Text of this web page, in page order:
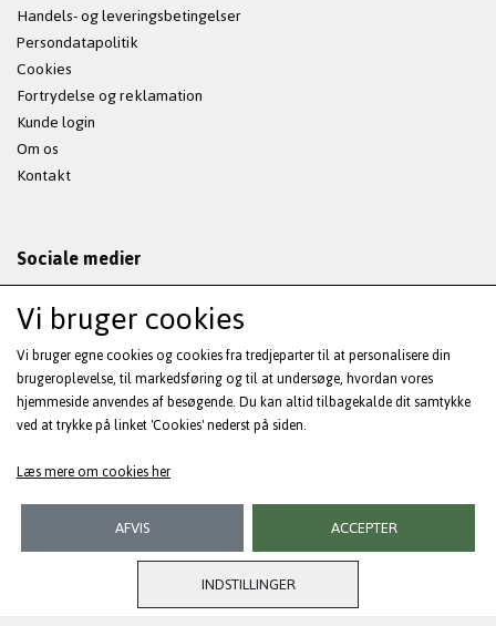
Handels- og leveringsbetingelser
Persondatapolitik
Cookies
Fortrydelse og reklamation
Kunde login
Om os
Kontakt
Sociale medier
Modtag vores nyhedsbrev via e-mail
Tilmeld
(mere information)
Vi bruger cookies
Vi bruger egne cookies og cookies fra tredjeparter til at personalisere din
brugeroplevelse, til markedsføring og til at undersøge, hvordan vores
hjemmeside anvendes af besøgende. Du kan altid tilbagekalde dit samtykke
ved at trykke på linket 'Cookies' nederst på siden.
Læs mere om cookies her
INDSTILLINGER
AFVIS ACCEPTER